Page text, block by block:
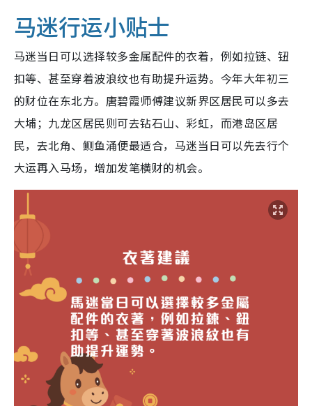
马迷行运小贴士
马迷当日可以选择较多金属配件的衣着，例如拉链、钮
扣等、甚至穿着波浪纹也有助提升运势。今年大年初三
的财位在东北方。唐碧霞师傅建议新界区居民可以多去
大埔；九龙区居民则可去钻石山、彩虹，而港岛区居
民，去北角、鲗鱼涌便最适合，马迷当日可以先去行个
大运再入马场，增加发笔横财的机会。